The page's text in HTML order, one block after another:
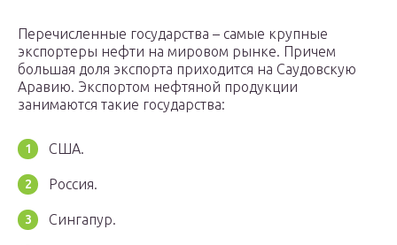
Перечисленные государства – самые крупные
экспортеры нефти на мировом рынке. Причем
большая доля экспорта приходится на Саудовскую
Аравию. Экспортом нефтяной продукции
занимаются такие государства:
США.
Россия.
Сингапур.